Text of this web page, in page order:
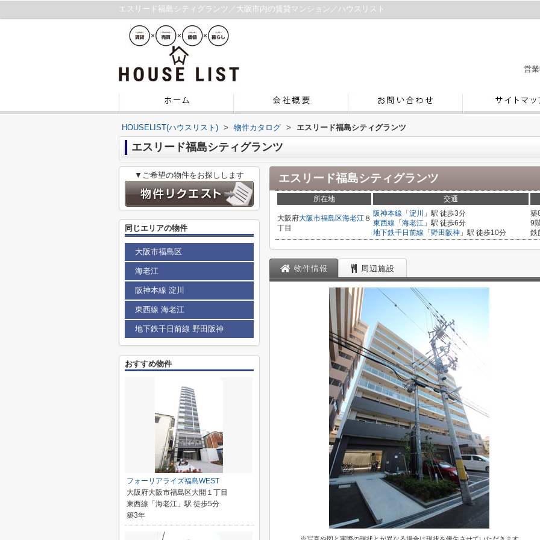
エスリード福島シティグランツ／大阪市内の賃貸マンション／ハウスリスト
営
HOUSELIST(ハウスリスト) > 物件カタログ > エスリード福島シティグランツ
エスリード福島シティグランツ
エスリード福島シティグランツ
所在地 交通
大阪府大阪市福島区海老江 ８
丁目
阪神本線 「 淀川
」駅 徒歩3分
東西線 「 海老江 」駅 徒歩6分
地下鉄千日前線 「 野田阪神 」駅 徒歩10分
築
9
鉄
物件情報 周辺施設
▼ご希望の物件をお探しします
同じエリアの物件
大阪市福島区
海老江
阪神本線 淀川
東西線 海老江
地下鉄千日前線 野田阪神
おすすめ物件
フォーリアライズ福島WEST
大阪府大阪市福島区大開１丁目
東西線「海老江」駅 徒歩5分
築3年